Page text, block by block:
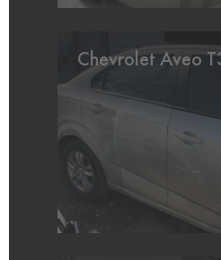
Chevrolet Aveo